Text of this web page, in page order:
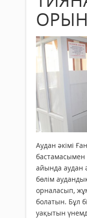
Аудан әкімі
айында аудан
бөлім
орналасып,
болатын. Бұл
уақытын